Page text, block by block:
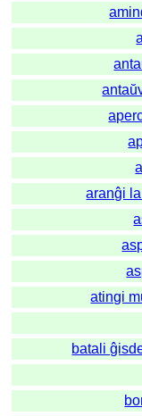
aranĝi
atingi
batali